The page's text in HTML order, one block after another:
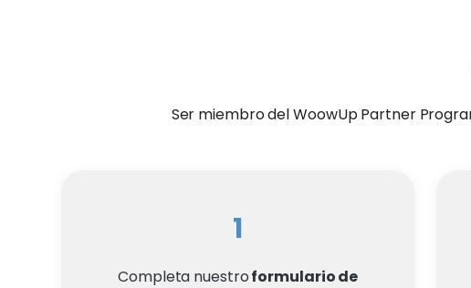
Ser miembro del WoowUp Partner
1
Completa nuestroformulario de